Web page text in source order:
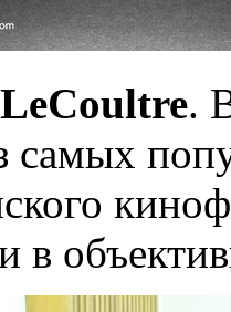
.
самых
в